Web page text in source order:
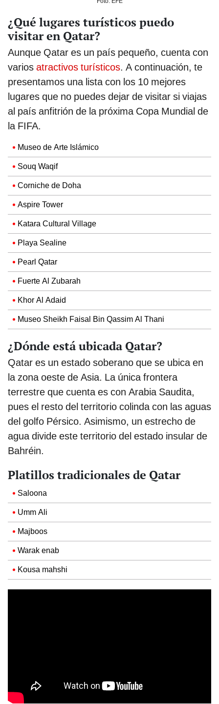
¿Qué lugares turísticos puedo
visitar en Qatar?
Aunque Qatar es un país pequeño, cuenta con
varios atractivos turísticos. A continuación, te
presentamos una lista con los 10 mejores
lugares que no puedes dejar de visitar si viajas
al país anfitrión de la próxima Copa Mundial de
la FIFA.
Museo de Arte Islámico
Souq Waqif
Corniche de Doha
Aspire Tower
Katara Cultural Village
Playa Sealine
Pearl Qatar
Fuerte Al Zubarah
Khor Al Adaid
Museo Sheikh Faisal Bin Qassim Al Thani
¿Dónde está ubicada Qatar?
Qatar es un estado soberano que se ubica en
la zona oeste de Asia. La única frontera
terrestre que cuenta es con Arabia Saudita,
pues el resto del territorio colinda con las aguas
del golfo Pérsico. Asimismo, un estrecho de
agua divide este territorio del estado insular de
Bahréin.
Platillos tradicionales de Qatar
Saloona
Umm Ali
Majboos
Warak enab
Kousa mahshi